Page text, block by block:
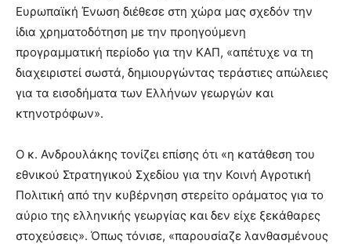
Ευρωπαϊκή Ένωση διέθεσε στη χώρα μας σχεδόν την
ίδια χρηματοδότηση με την προηγούμενη
προγραμματική περίοδο για την ΚΑΠ, «απέτυχε να τη
διαχειριστεί σωστά, δημιουργώντας τεράστιες απώλειες
για τα εισοδήματα των Ελλήνων γεωργών και
κτηνοτρόφων».
Ο κ. Ανδρουλάκης τονίζει επίσης ότι «η κατάθεση του
εθνικού Στρατηγικού Σχεδίου για την Κοινή Αγροτική
Πολιτική από την κυβέρνηση στερείτο οράματος για το
αύριο της ελληνικής γεωργίας και δεν είχε ξεκάθαρες
στοχεύσεις». Όπως τόνισε, «παρουσίαζε λανθασμένους